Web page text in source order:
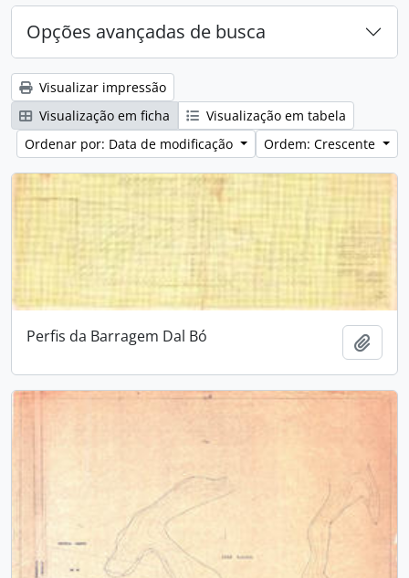
Opções avançadas de busca
Visualizar impressão
Visualização em ficha
Visualização em tabela
Ordenar por: Data de modificação
Ordem: Crescente
Perfis da Barragem Dal Bó